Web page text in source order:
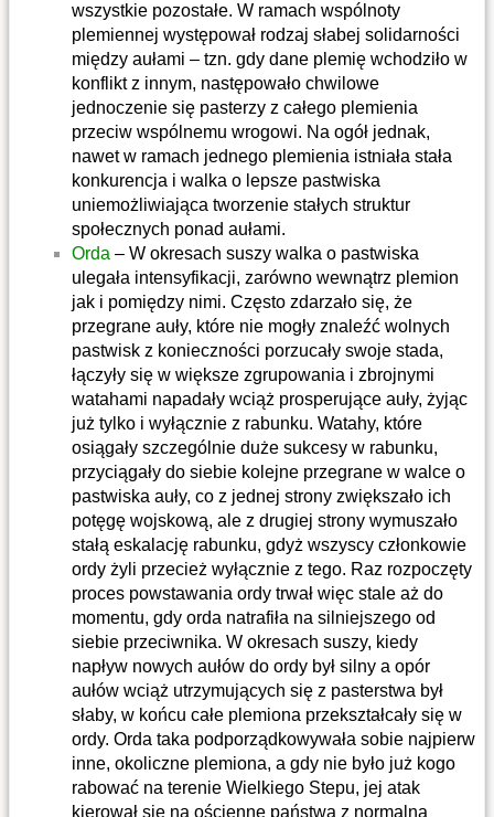
wszystkie pozostałe. W ramach wspólnoty
plemiennej występował rodzaj słabej solidarności
między aułami – tzn. gdy dane plemię wchodziło w
konflikt z innym, następowało chwilowe
jednoczenie się pasterzy z całego plemienia
przeciw wspólnemu wrogowi. Na ogół jednak,
nawet w ramach jednego plemienia istniała stała
konkurencja i walka o lepsze pastwiska
uniemożliwiająca tworzenie stałych struktur
społecznych ponad aułami.
Orda – W okresach suszy walka o pastwiska
ulegała intensyfikacji, zarówno wewnątrz plemion
jak i pomiędzy nimi. Często zdarzało się, że
przegrane auły, które nie mogły znaleźć wolnych
pastwisk z konieczności porzucały swoje stada,
łączyły się w większe zgrupowania i zbrojnymi
watahami napadały wciąż prosperujące auły, żyjąc
już tylko i wyłącznie z rabunku. Watahy, które
osiągały szczególnie duże sukcesy w rabunku,
przyciągały do siebie kolejne przegrane w walce o
pastwiska auły, co z jednej strony zwiększało ich
potęgę wojskową, ale z drugiej strony wymuszało
stałą eskalację rabunku, gdyż wszyscy członkowie
ordy żyli przecież wyłącznie z tego. Raz rozpoczęty
proces powstawania ordy trwał więc stale aż do
momentu, gdy orda natrafiła na silniejszego od
siebie przeciwnika. W okresach suszy, kiedy
napływ nowych aułów do ordy był silny a opór
aułów wciąż utrzymujących się z pasterstwa był
słaby, w końcu całe plemiona przekształcały się w
ordy. Orda taka podporządkowywała sobie najpierw
inne, okoliczne plemiona, a gdy nie było już kogo
rabować na terenie Wielkiego Stepu, jej atak
kierował się na ościenne państwa z normalną